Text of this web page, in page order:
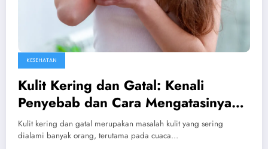
KESEHATAN
Kulit Kering dan Gatal: Kenali
Penyebab dan Cara Mengatasinya
dengan Tepat
Kulit kering dan gatal merupakan masalah kulit yang sering
dialami banyak orang, terutama pada cuaca…